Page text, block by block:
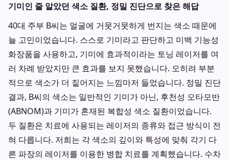
기미인 줄 알았던 색소 질환, 정밀 진단으로 찾은 해답
40대 주부 B씨는 얼굴에 거뭇거뭇하게 번지는 색소 때문에
늘 고민이었습니다. 스스로 기미라고 판단하고 미백 기능성
화장품을 사용하고, 기미에 효과적이라는 토닝 레이저를 여
러 차례 받았지만 큰 효과를 보지 못했습니다. 오히려 부분
적으로 색소가 더 짙어지는 느낌마저 들었습니다. 정밀 진단
결과, B씨의 색소는 일반적인 기미가 아닌, 후천성 오타모반
(ABNOM)과 기미가 혼재된 복합성 색소 질환이었습니다.
두 질환은 치료에 사용되는 레이저의 종류와 접근 방식이 전
혀 다릅니다. 저희는 각 색소의 깊이와 특성에 맞춰 각기 다
른 파장의 레이저를 이용한 병합 치료를 계획했습니다. 수차